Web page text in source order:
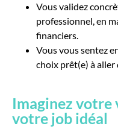
Vous validez
professionnel, en
financiers.
Vous vous sentez
choix prêt(e) à aller
Imaginez votre
votre job idéal